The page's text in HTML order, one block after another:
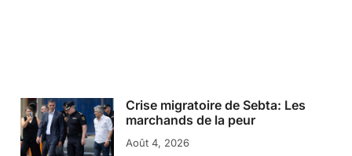
Crise migratoire de Sebta: Les
marchands de la peur
Août 4, 2026